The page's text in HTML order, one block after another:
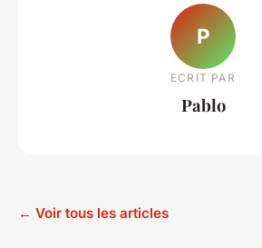
P
ECRIT PAR
Pablo
← Voir tous les articles